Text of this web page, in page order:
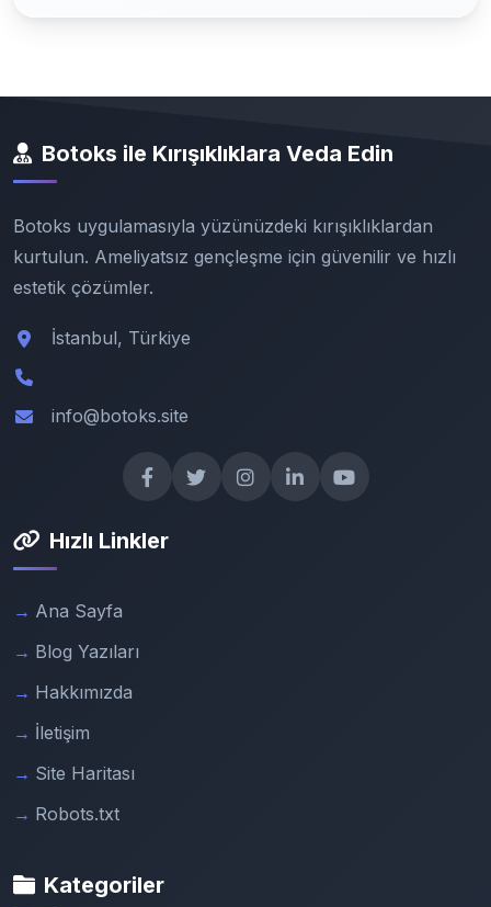
Botoks ile Kırışıklıklara Veda Edin
Botoks uygulamasıyla yüzünüzdeki kırışıklıklardan
kurtulun. Ameliyatsız gençleşme için güvenilir ve hızlı
estetik çözümler.
İstanbul, Türkiye
info@botoks.site
Hızlı Linkler
Ana Sayfa
Blog Yazıları
Hakkımızda
İletişim
Site Haritası
Robots.txt
Kategoriler